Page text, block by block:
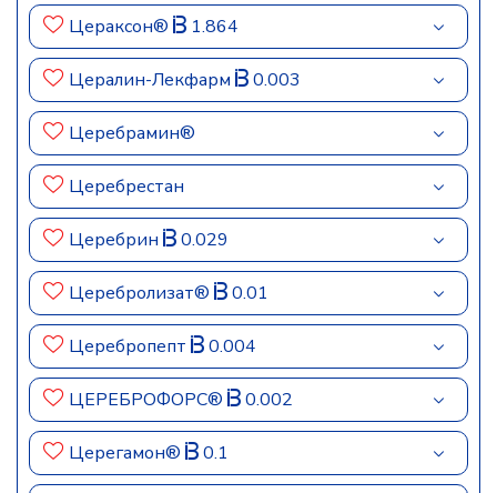
Цераксон® 1.864
Цералин-Лекфарм 0.003
Церебрамин®
Церебрестан
Церебрин 0.029
Церебролизат® 0.01
Церебропепт 0.004
ЦЕРЕБРОФОРС® 0.002
Церегамон® 0.1